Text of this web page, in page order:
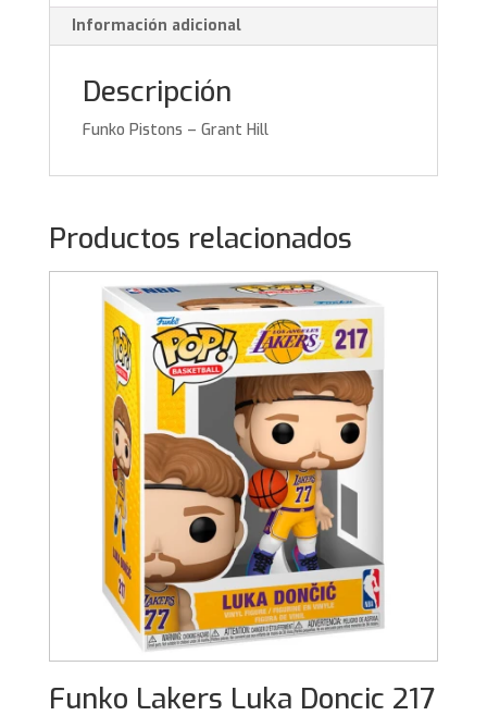
Información adicional
Descripción
Funko Pistons – Grant Hill
Productos relacionados
Funko Lakers Luka Doncic 217